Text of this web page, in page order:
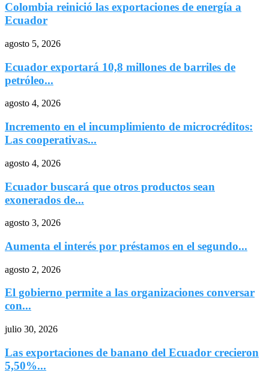
Colombia reinició las exportaciones de energía a
Ecuador
agosto 5, 2026
Ecuador exportará 10,8 millones de barriles de
petróleo...
agosto 4, 2026
Incremento en el incumplimiento de microcréditos:
Las cooperativas...
agosto 4, 2026
Ecuador buscará que otros productos sean
exonerados de...
agosto 3, 2026
Aumenta el interés por préstamos en el segundo...
agosto 2, 2026
El gobierno permite a las organizaciones conversar
con...
julio 30, 2026
Las exportaciones de banano del Ecuador crecieron
5,50%...